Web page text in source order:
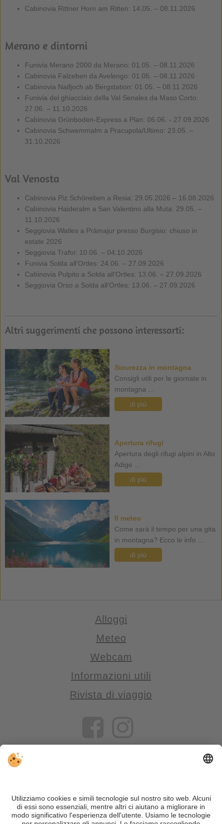
Cabinovia Rittner Horn am Ritten: 14.05. – 08.11.2026
Merano e dintorni
Funivia Merano 2000 da Merano: 01.05. – 08.11.2026
Cabinovia Falzeben da Avelengo: 01.05. – 08.11.2026
Cabinovia Naifjoch ab Bergstation: 01.05. – 08.11.2026
Funivia del ghiacciaio della Val Senales da Maso Corto:
27.06. – 11.10.2026
Cabinovia Grünboden-Express a Plan: 06.06. - 27.09.2026
Cabinovia Schwemmalm a Pracupola/Ultimo: 23.05. –
31.10.2026
Val Venosta
Cabinovia Piz Schöneben a Resia: 29.05.2026 – 16.08.2026
Cabinovia Haideralm a San Valentino alla Muta: 29.05. –
11.10.2026
Seggiovia Watles a Prämajur presso Burgisio: chiuso in
estate 2026
Seggiovia Trafoi: 10.06. – 04.10.2026
Funivia Solda all‘Ortles: 24.06. – 27.09.2026
Cabinovia Pulpito a Solda all‘Ortles: 13.06. – 27.09.2026
Seggiovia Orso a Solda all‘Ortles: 13.06. – 27.09.2026
Altri suggerimenti che possono interessarti:
Sicurezza in montagna
Consigli utili per le giornate in
montagna ...
di più
Apertura rifugi
Apertura degli rifugi alpini in Alto
Adige ...
di più
Il meteo
Come sarà il tempo per una gita
in montagna? Ecco le info ...
di più
Alloggi
Meteo
Webcam
Informazioni utili
Rivista di viaggio
VIVOSüdtirol è il portale di viaggio per chi desidera vivere il
Trentino Alto Adige davvero – con consigli autentici, alloggi e